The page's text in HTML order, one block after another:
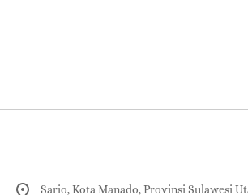
Sario, Kota Manado, Provinsi Sulawesi